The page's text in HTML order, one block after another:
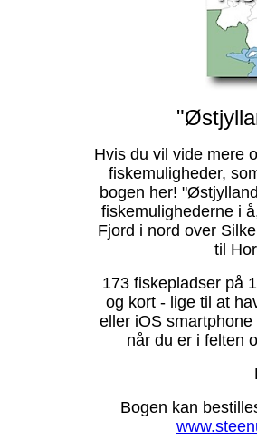
Hvis du vil vide mere
fiskemuligheder,
bogen her!
fiskemulighederne i
Fjord i nord over
til
173 fiskepladser på
og kort - lige til at
eller iOS
når du er i felten
Bogen kan